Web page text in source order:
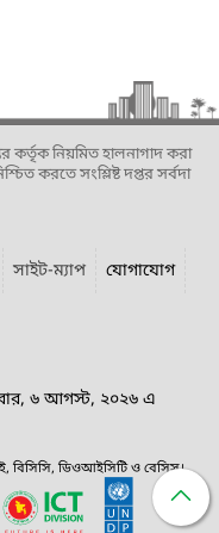
কর্তৃক নিয়মিত হালনাগাদ করা
করতে সংশ্লিষ্ট দপ্তর সর্বদা
সাইট-ম্যাপ
যোগাযোগ
৬ আগস্ট, ২০২৬ এ
বিসিসি, ডিওআইসিটি ও বেসিস।